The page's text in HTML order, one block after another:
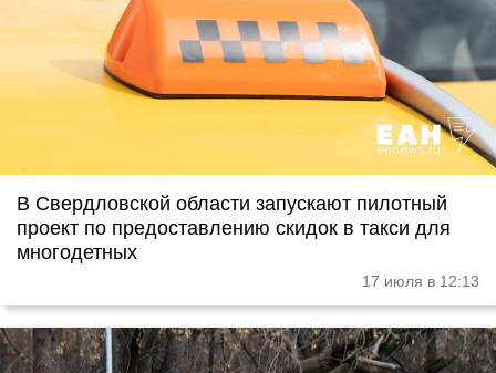
В Свердловской области запускают пилотный
проект по предоставлению скидок в такси для
многодетных
17 июля в 12:13